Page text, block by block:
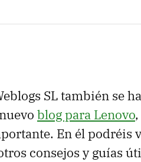
SL también se
blog para Lenovo
En él podréis
consejos y guías